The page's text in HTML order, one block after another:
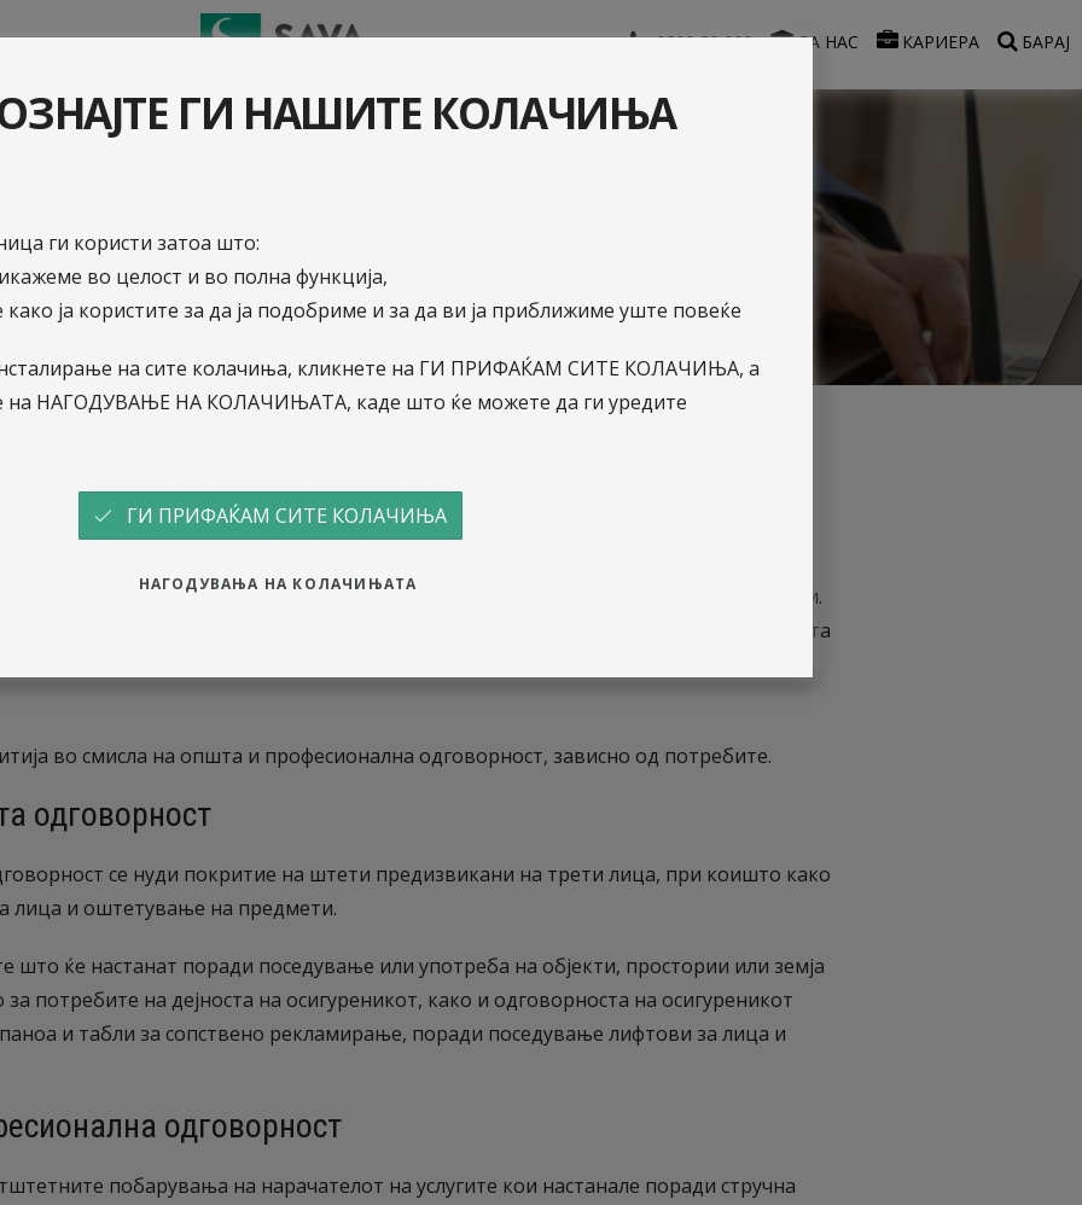
ШТЕТA 0800 80 000 ЗА НАС КАРИЕРА БАРАЈ
одговорност
за добри односи меѓу вашите вработени и клиентите!
од (не)материјални штети и финансиски загуби!
од одговорност
и професионална одговорност
односи, секој што ќе нанесе штета на некое лице, должен е истата да ја надомести.
ви нуди безбедност (лишува од страв), бидејќи ве ослободува од надомест на штета
при вршење на својата работа. На тој начин и третите лица добиваат сигурен
во смисла на општа и професионална одговорност, зависно од потребите.
одговорност
се нуди покритие на штети предизвикани на трети лица, при коишто како
лица и оштетување на предмети.
што ќе настанат поради поседување или употреба на објекти, простории или земја
потребите на дејноста на осигуреникот, како и одговорноста на осигуреникот
и табли за сопствено рекламирање, поради поседување лифтови за лица и
одговорност
побарувања на нарачателот на услугите кои настанале поради стручна
ГИ НАШИТЕ КОЛАЧИЊА
ги користи затоа што:
во целост и во полна функција,
ја користите за да ја подобриме и за да ви ја приближиме уште повеќе
инсталирање на сите колачиња, кликнете на ГИ ПРИФАЌАМ СИТЕ КОЛАЧИЊА, а
на НАГОДУВАЊЕ НА КОЛАЧИЊАТА, каде што ќе можете да ги уредите
ГИ ПРИФАЌАМ СИТЕ КОЛАЧИЊА
НАГОДУВАЊА НА КОЛАЧИЊАТА